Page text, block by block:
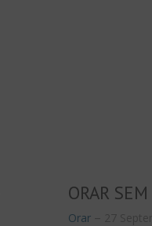
ORAR
Orar